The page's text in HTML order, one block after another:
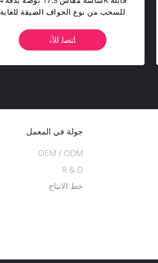
كبيرة قابلة للسحب RS232 IPS عرض
ﺎﺘﺼﻟ ﺍﻶﻧ
جولة في المعمل
خط الانتاج
OEM / ODM
R & D